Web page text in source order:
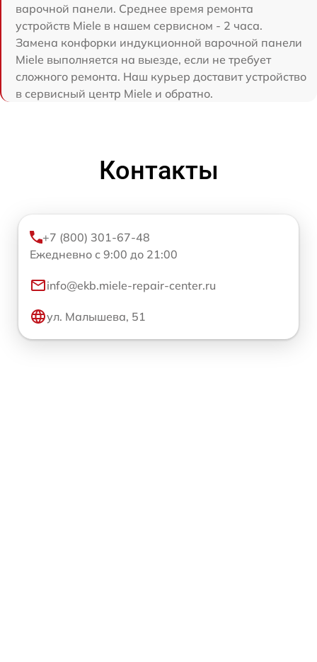
варочной панели. Среднее время ремонта
устройств Miele в нашем сервисном - 2 часа.
Замена конфорки индукционной варочной панели
Miele выполняется на выезде, если не требует
сложного ремонта. Наш курьер доставит устройство
в сервисный центр Miele и обратно.
Контакты
+7 (800) 301-67-48
Ежедневно с 9:00 до 21:00
info@ekb.miele-repair-center.ru
ул. Малышева, 51